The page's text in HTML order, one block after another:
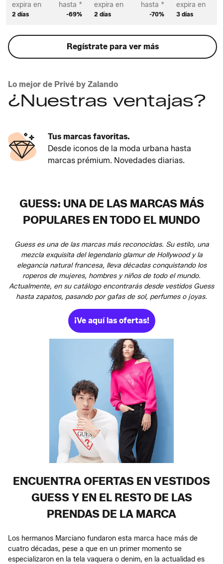
expira en
2 días
hasta *
-69%
expira en
2 días
hasta *
-70%
expira en
3 días
Regístrate para ver más
Lo mejor de Privé by Zalando
¿Nuestras ventajas?
Tus marcas favoritas.
Desde iconos de la moda urbana hasta
marcas prémium. Novedades diarias.
GUESS: UNA DE LAS MARCAS MÁS
POPULARES EN TODO EL MUNDO
Guess es una de las marcas más reconocidas. Su estilo, una
mezcla exquisita del legendario glamur de Hollywood y la
elegancia natural francesa, lleva décadas conquistando los
roperos de mujeres, hombres y niños de todo el mundo.
Actualmente, en su catálogo encontrarás desde vestidos Guess
hasta zapatos, pasando por gafas de sol, perfumes o joyas.
¡Ve aquí las ofertas!
ENCUENTRA OFERTAS EN VESTIDOS
GUESS Y EN EL RESTO DE LAS
PRENDAS DE LA MARCA
Los hermanos Marciano fundaron esta marca hace más de
cuatro décadas, pese a que en un primer momento se
especializaron en la tela vaquera o denim, en la actualidad es